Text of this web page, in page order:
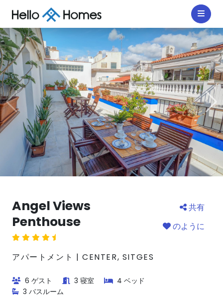
Angel Views
Penthouse
共有
のように
アパートメント | CENTER, SITGES
6 ゲスト 3 寝室
4 ベッド
3 バスルーム